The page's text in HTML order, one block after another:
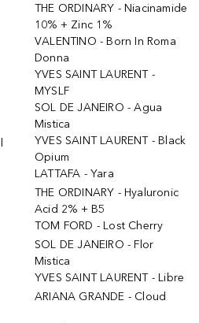
THE ORDINARY - Niacinamide
10% + Zinc 1%
VALENTINO - Born In Roma
Donna
YVES SAINT LAURENT -
MYSLF
SOL DE JANEIRO - Agua
Mistica
YVES SAINT LAURENT - Black
Opium
LATTAFA - Yara
THE ORDINARY - Hyaluronic
Acid 2% + B5
TOM FORD - Lost Cherry
SOL DE JANEIRO - Flor
Mistica
YVES SAINT LAURENT - Libre
ARIANA GRANDE - Cloud